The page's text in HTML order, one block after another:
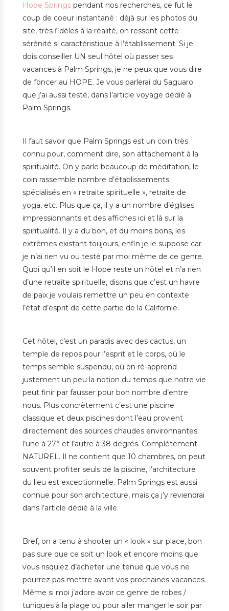
Hope Springs pendant nos recherches, ce fut le
coup de coeur instantané : déjà sur les photos du
site, très fidèles à la réalité, on ressent cette
sérénité si caractéristique à l’établissement. Si je
dois conseiller UN seul hôtel où passer ses
vacances à Palm Springs, je ne peux que vous dire
de foncer au HOPE. Je vous parlerai du Saguaro
que j’ai aussi testé, dans l’article voyage dédié à
Palm Springs.
Il faut savoir que Palm Springs est un coin très
connu pour, comment dire, son attachement à la
spiritualité. On y parle beaucoup de méditation, le
coin rassemble nombre d’établissements
spécialisés en « retraite spirituelle », retraite de
yoga, etc. Plus que ça, il y a un nombre d’églises
impressionnants et des affiches ici et là sur la
spiritualité. Il y a du bon, et du moins bons, les
extrêmes existant toujours, enfin je le suppose car
je n’ai rien vu ou testé par moi même de ce genre.
Quoi qu’il en soit le Hope reste un hôtel et n’a rien
d’une retraite spirituelle, disons que c’est un havre
de paix je voulais remettre un peu en contexte
l’état d’esprit de cette partie de la Californie.
Cet hôtel, c’est un paradis avec des cactus, un
temple de repos pour l’esprit et le corps, où le
temps semble suspendu, où on ré-apprend
justement un peu la notion du temps que notre vie
peut finir par fausser pour bon nombre d’entre
nous. Plus concrètement c’est une piscine
classique et deux piscines dont l’eau provient
directement des sources chaudes environnantes:
l’une à 27° et l’autre à 38 degrés. Complètement
NATUREL. Il ne contient que 10 chambres, on peut
souvent profiter seuls de la piscine, l’architecture
du lieu est exceptionnelle. Palm Springs est aussi
connue pour son architecture, mais ça j’y reviendrai
dans l’article dédié à la ville.
Bref, on a tenu à shooter un « look » sur place, bon
pas sure que ce soit un look et encore moins que
vous risquiez d’acheter une tenue que vous ne
pourrez pas mettre avant vos prochaines vacances.
Même si moi j’adore avoir ce genre de robes /
tuniques à la plage ou pour aller manger le soir par